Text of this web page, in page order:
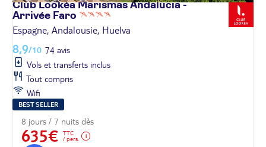
Club Lookéa Marismas Andalucia -
Arrivée Faro
Espagne, Andalousie, Huelva
8,9/10 74 avis
Vols et transferts inclus
Tout compris
Wifi
BEST SELLER
8 jours / 7 nuits dès
635€
TTC
/ pers.